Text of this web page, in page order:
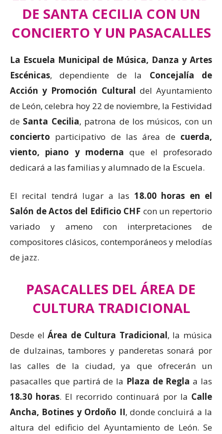
DE SANTA CECILIA CON UN
CONCIERTO Y UN PASACALLES
La Escuela Municipal de Música, Danza y Artes
Escénicas, dependiente de la Concejalía de
Acción y Promoción Cultural del Ayuntamiento
de León, celebra hoy 22 de noviembre, la Festividad
de Santa Cecilia, patrona de los músicos, con un
concierto participativo de las área de cuerda,
viento, piano y moderna que el profesorado
dedicará a las familias y alumnado de la Escuela.
El recital tendrá lugar a las 18.00 horas en el
Salón de Actos del Edificio CHF con un repertorio
variado y ameno con interpretaciones de
compositores clásicos, contemporáneos y melodías
de jazz.
PASACALLES DEL ÁREA DE
CULTURA TRADICIONAL
Desde elÁrea de Cultura Tradicional, la música
de dulzainas, tambores y panderetas sonará por
las calles de la ciudad, ya que ofrecerán un
pasacalles que partirá de la Plaza de Regla a las
18.30 horas. El recorrido continuará por la Calle
Ancha, Botines y Ordoño II, donde concluirá a la
altura del edificio del Ayuntamiento de León. Se